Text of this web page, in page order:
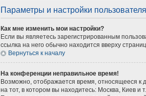
Параметры и настройки пользователя
Как мне изменить мои настройки?
Если вы являетесь зарегистрированным
ссылка на него обычно находится вверху
Вернуться к началу
На конференции неправильное время!
Возможно, отображается время, относящееся к
на тот, в котором вы находитесь: Москва, Киев и